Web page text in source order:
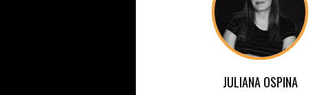
JULIANA OSPINA